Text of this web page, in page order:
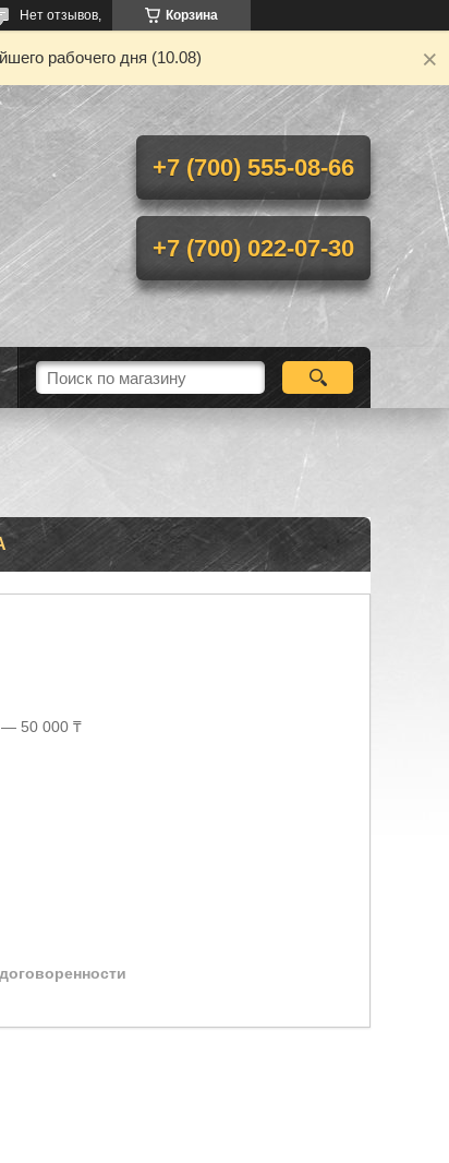
Корзина
Нет отзывов,
рабочего дня (10.08)
+7 (700) 555-08-66
+7 (700) 022-07-30
— 50 000 ₸